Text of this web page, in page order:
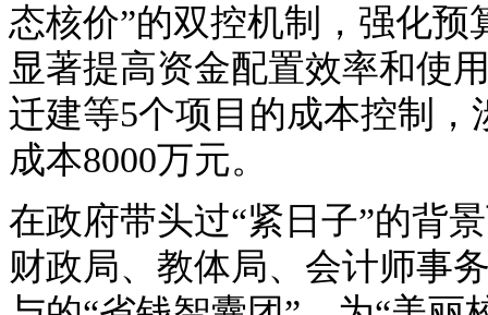
态核价”的双控机制，强化
显著提高资金配置效率和使
迁建等5个项目的成本控制
成本8000万元。
在政府带头过“紧日子”的背
财政局、教体局、会计师事